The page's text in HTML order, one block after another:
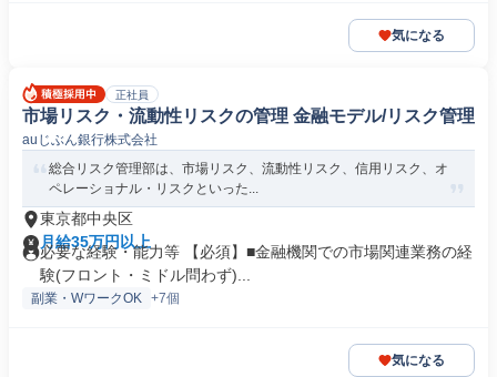
気になる
正社員
市場リスク・流動性リスクの管理 金融モデル/リスク管理
auじぶん銀行株式会社
総合リスク管理部は、市場リスク、流動性リスク、信用リスク、オ
ペレーショナル・リスクといった...
東京都中央区
月給35万円以上
必要な経験・能力等 【必須】■金融機関での市場関連業務の経
験(フロント・ミドル問わず)...
副業・WワークOK +7個
気になる